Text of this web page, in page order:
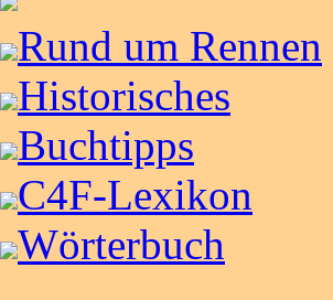
Rund um Rennen
Historisches
Buchtipps
C4F-Lexikon
Wörterbuch